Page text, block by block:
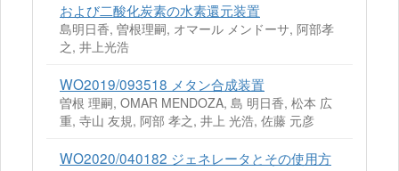
および二酸化炭素の水素還元装置
島明日香, 曽根理嗣, オマール メンドーサ, 阿部孝
之, 井上光浩
WO2019/093518 メタン合成装置
曽根 理嗣, OMAR MENDOZA, 島 明日香, 松本 広
重, 寺山 友規, 阿部 孝之, 井上 光浩, 佐藤 元彦
WO2020/040182 ジェネレータとその使用方